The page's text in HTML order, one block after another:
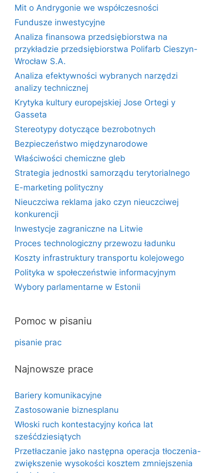
Mit o Andrygonie we współczesności
Fundusze inwestycyjne
Analiza finansowa przedsiębiorstwa na
przykładzie przedsiębiorstwa Polifarb Cieszyn-
Wrocław S.A.
Analiza efektywności wybranych narzędzi
analizy technicznej
Krytyka kultury europejskiej Jose Ortegi y
Gasseta
Stereotypy dotyczące bezrobotnych
Bezpieczeństwo międzynarodowe
Właściwości chemiczne gleb
Strategia jednostki samorządu terytorialnego
E-marketing polityczny
Nieuczciwa reklama jako czyn nieuczciwej
konkurencji
Inwestycje zagraniczne na Litwie
Proces technologiczny przewozu ładunku
Koszty infrastruktury transportu kolejowego
Polityka w społeczeństwie informacyjnym
Wybory parlamentarne w Estonii
Pomoc w pisaniu
pisanie prac
Najnowsze prace
Bariery komunikacyjne
Zastosowanie biznesplanu
Włoski ruch kontestacyjny końca lat
sześćdziesiątych
Przetłaczanie jako następna operacja tłoczenia-
zwiększenie wysokości kosztem zmniejszenia